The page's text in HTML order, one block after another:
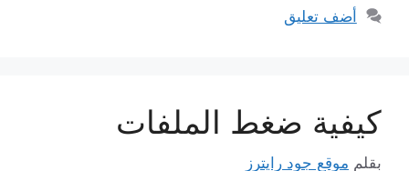
أضف تعليق
كيفية ضغط الملفات
بقلم موقع جود رايترز